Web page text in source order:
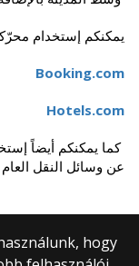
يمكنكم إستخدام
Booking.com
Hotels.com
كما يمكنكم أيضاً
عن وسائل النقل العام
hogy